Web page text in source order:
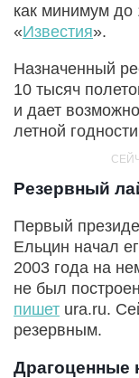
как минимум до
«Известия».
Назначенный
10 тысяч
и дает
летной
Резервный
Первый
Ельцин начал
2003 года на
не был
пишет ura.ru.
резервным.
Драгоценные